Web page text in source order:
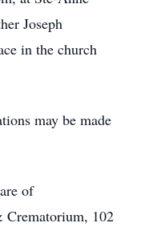
Joseph
in the church
may be made
of
Crematorium, 102